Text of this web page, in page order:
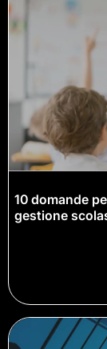
10 domande
gestione